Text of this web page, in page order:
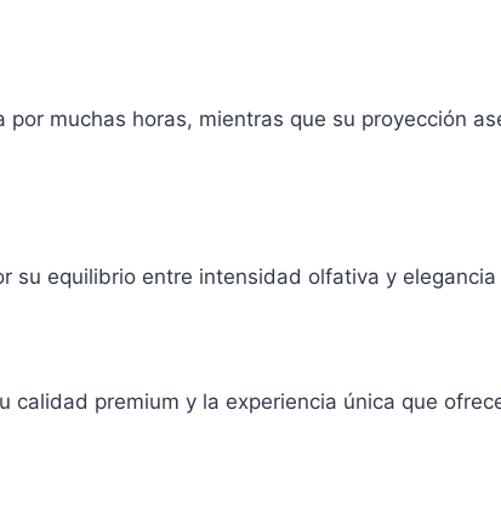
muchas horas, mientras que su proyección
su equilibrio entre intensidad olfativa y
calidad premium y la experiencia única que